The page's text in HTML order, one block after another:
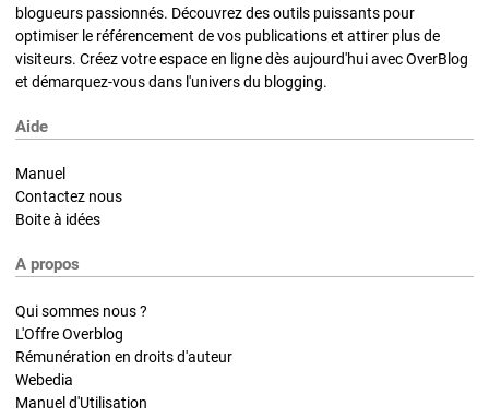
blogueurs passionnés. Découvrez des outils puissants pour
optimiser le référencement de vos publications et attirer plus de
visiteurs. Créez votre espace en ligne dès aujourd'hui avec OverBlog
et démarquez-vous dans l'univers du blogging.
Aide
Manuel
Contactez nous
Boite à idées
A propos
Qui sommes nous ?
L'Offre Overblog
Rémunération en droits d'auteur
Webedia
Manuel d'Utilisation